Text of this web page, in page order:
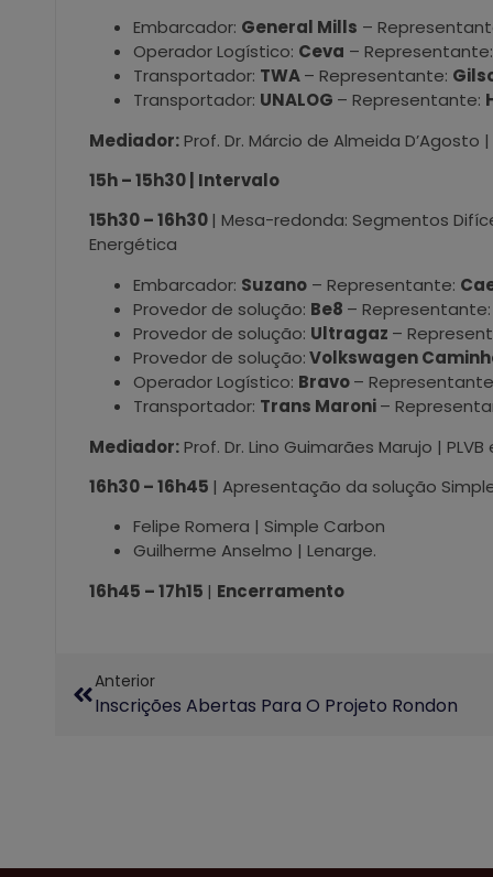
Embarcador: General Mills –
Operador Logístico: Ceva – Representante:
Transportador: TWA– Representante:
Transportador: UNALOG – Representante:
Mediador:Prof. Dr. Márcio de Almeida D’Agosto |
15h – 15h30 | Intervalo
15h30 – 16h30| Mesa-redonda: Segmentos
Energética
Embarcador: Suzano – Representante:
Provedor de solução: Be8 – Representante:
Provedor de solução: Ultragaz –
Provedor de solução:Volkswagen
Operador Logístico: Bravo–
Transportador: Trans Maroni–
Mediador:Prof. Dr. Lino Guimarães Marujo | PLVB
16h30 – 16h45 | Apresentação da solução
Felipe Romera | Simple Carbon
Guilherme Anselmo | Lenarge.
16h45 – 17h15 | Encerramento
Anterior
Inscrições Abertas Para O Projeto Rondon